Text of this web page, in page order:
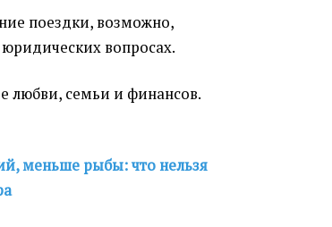
поездки, возможно,
вопросах.
любви, семьи и финансов.
меньше рыбы: что нельзя